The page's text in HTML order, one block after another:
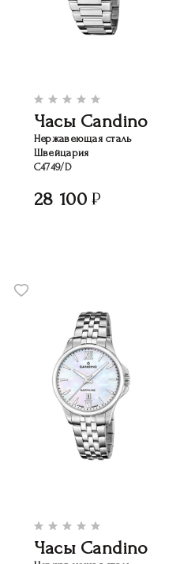
Часы Candino
Нержавеющая сталь
Швейцария
C4749/D
28 100
Часы Candino